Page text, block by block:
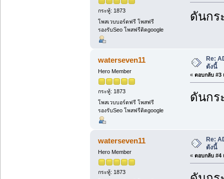
กระทู้: 1873
โพสเวบบอร์ดฟรี โพสฟรี
รองรับSeo โพสฟรีติดgoogle
ดันก
waterseven11
Hero Member
กระทู้: 1873
โพสเวบบอร์ดฟรี โพสฟรี
รองรับSeo โพสฟรีติดgoogle
Re:
ดังนี้
« ตอบกลับ #3
ดันก
waterseven11
Hero Member
กระทู้: 1873
Re:
ดังนี้
« ตอบกลับ #4